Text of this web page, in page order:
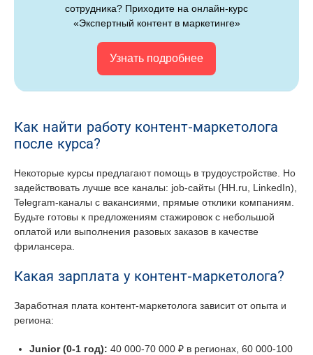
сотрудника? Приходите на онлайн-курс
«Экспертный контент в маркетинге»
Узнать подробнее
Как найти работу контент-маркетолога
после курса?
Некоторые курсы предлагают помощь в трудоустройстве. Но
задействовать лучше все каналы: job-сайты (HH.ru, LinkedIn),
Telegram-каналы с вакансиями, прямые отклики компаниям.
Будьте готовы к предложениям стажировок с небольшой
оплатой или выполнения разовых заказов в качестве
фрилансера.
Какая зарплата у контент-маркетолога?
Заработная плата контент-маркетолога зависит от опыта и
региона:
Junior (0-1 год): 40 000-70 000 ₽ в регионах, 60 000-100